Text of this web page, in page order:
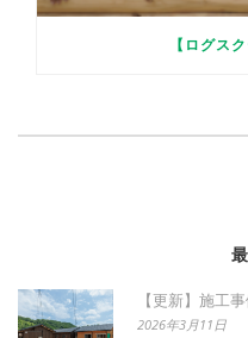
【ログス
【更新】施工
2026年3月11日